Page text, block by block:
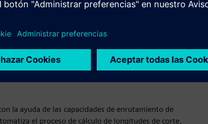
tuberías
la ayuda de las capacidades de enrutamiento de
el proceso de cálculo de longitudes de corte,